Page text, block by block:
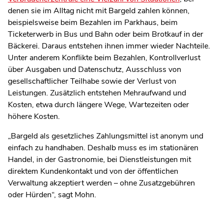
denen sie im Alltag nicht mit Bargeld zahlen können,
beispielsweise beim Bezahlen im Parkhaus, beim
Ticketerwerb in Bus und Bahn oder beim Brotkauf in der
Bäckerei. Daraus entstehen ihnen immer wieder Nachteile.
Unter anderem Konflikte beim Bezahlen, Kontrollverlust
über Ausgaben und Datenschutz, Ausschluss von
gesellschaftlicher Teilhabe sowie der Verlust von
Leistungen. Zusätzlich entstehen Mehraufwand und
Kosten, etwa durch längere Wege, Wartezeiten oder
höhere Kosten.
„Bargeld als gesetzliches Zahlungsmittel ist anonym und
einfach zu handhaben. Deshalb muss es im stationären
Handel, in der Gastronomie, bei Dienstleistungen mit
direktem Kundenkontakt und von der öffentlichen
Verwaltung akzeptiert werden – ohne Zusatzgebühren
oder Hürden“, sagt Mohn.